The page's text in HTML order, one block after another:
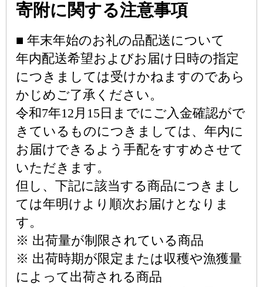
寄附に関する注意事項
■ 年末年始のお礼の品配送について
年内配送希望およびお届け日時の指定
につきましては受けかねますのであら
かじめご了承ください。
令和7年12月15日までにご入金確認がで
きているものにつきましては、年内に
お届けできるよう手配をすすめさせて
いただきます。
但し、下記に該当する商品につきまし
ては年明けより順次お届けとなりま
す。
※ 出荷量が制限されている商品
※ 出荷時期が限定または収穫や漁獲量
によって出荷される商品